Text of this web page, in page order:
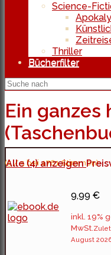
Science-
Thriller
Bücherfilter
Ein ganzes
(5 / 5 bei 4761 Stimmen)
Alle (4) anzeigen
9,99 €
inkl. 19%
MwSt.
August